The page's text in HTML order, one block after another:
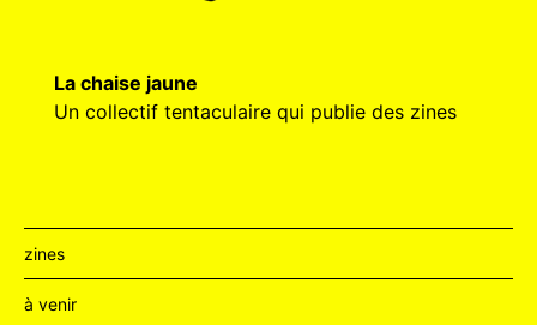
La chaise jaune
Un collectif tentaculaire qui publie des zines
zines
à venir